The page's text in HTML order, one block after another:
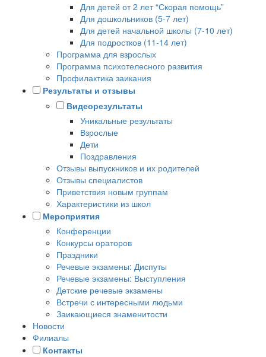
Для детей от 2 лет “Скорая помощь”
Для дошкольников (5-7 лет)
Для детей начальной школы (7-10 лет)
Для подростков (11-14 лет)
Программа для взрослых
Программа психотелесного развития
Профилактика заикания
Результаты и отзывы
Видеорезультаты
Уникальные результаты
Взрослые
Дети
Поздравления
Отзывы выпускников и их родителей
Отзывы специалистов
Приветствия новым группам
Характеристики из школ
Мероприятия
Конференции
Конкурсы ораторов
Праздники
Речевые экзамены: Диспуты
Речевые экзамены: Выступления
Детские речевые экзамены
Встречи с интересными людьми
Заикающиеся знаменитости
Новости
Филиалы
Контакты